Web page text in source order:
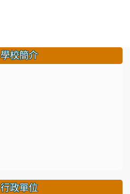
學校簡介
行政單位